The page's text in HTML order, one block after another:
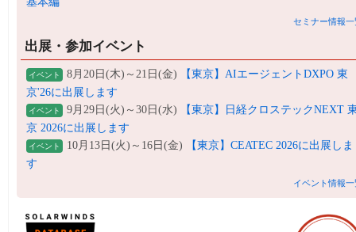
セミナー情報一
出展・参加イベント
イベント 8月20日(木)～21日(金)
【東京】AIエージェントDXPO 東
京'26に出展します
イベント 9月29日(火)～30日(水)
【東京】日経クロステックNEXT
京 2026に出展します
イベント 10月13日(火)～16日(金)
【東京】CEATEC 2026に出展しま
す
イベント情報一